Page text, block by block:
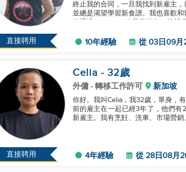
直接聘用
終止我的合同，一旦我找到新雇主
並總是渴望學習新食譜。我也喜歡
10年經驗 從 03日09月
直接聘用
Celia - 32歲
外傭 - 轉移工作許可 新加坡
你好。我叫Celia，我32歲，單身，
前的雇主在一起已經3年了，他們
新雇主。我有烹飪、洗車、市場營
4年經驗 從 28日08月